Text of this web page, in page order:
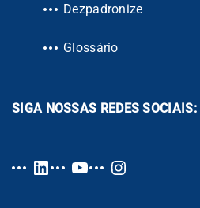
Dezpadronize
Glossário
SIGA NOSSAS REDES SOCIAIS: